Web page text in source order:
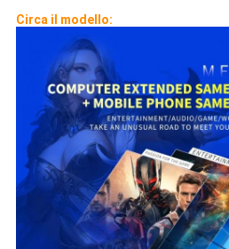
Circa il modello: